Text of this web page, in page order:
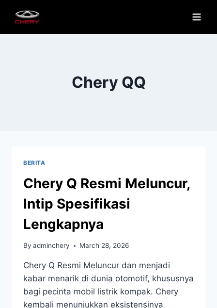
Chery QQ
BERITA
Chery Q Resmi Meluncur,
Intip Spesifikasi
Lengkapnya
By adminchery March 28, 2026
Chery Q Resmi Meluncur dan menjadi
kabar menarik di dunia otomotif, khususnya
bagi pecinta mobil listrik kompak. Chery
kembali menunjukkan eksistensinya